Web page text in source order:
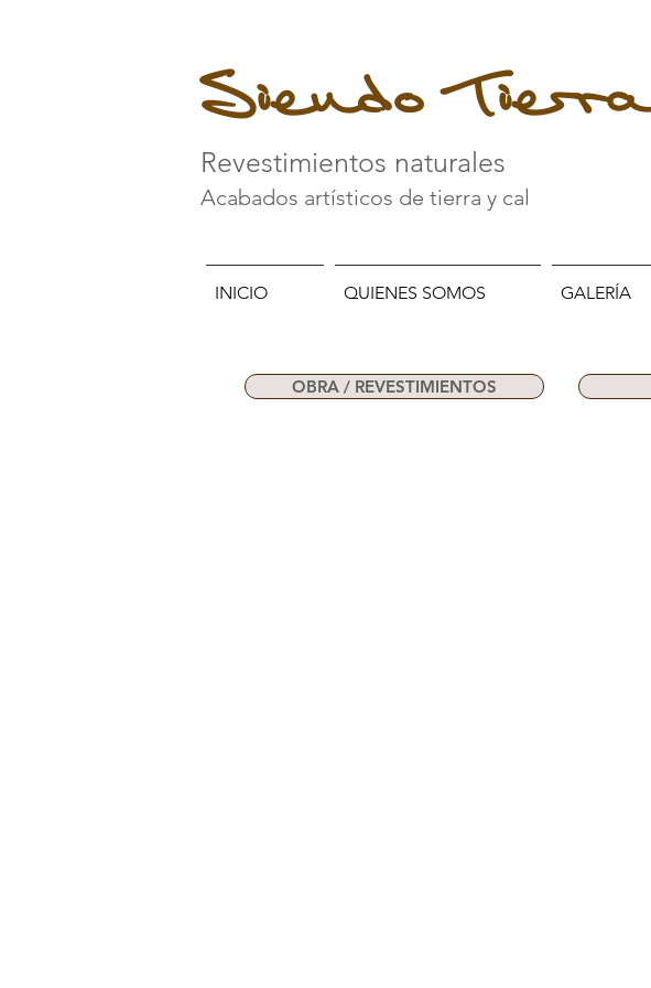
Siendo Tierra
Revestimientos naturales
Acabados artísticos de tierra y cal
INICIO QUIENES SOMOS GALERÍA
OBRA / REVESTIMIENTOS